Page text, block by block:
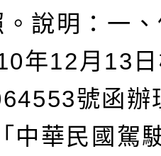
說明：一
年12月13
號函辦
中華民國駕